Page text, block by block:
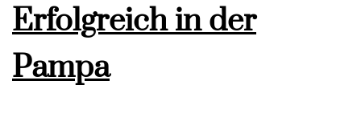
Erfolgreich in der
Pampa